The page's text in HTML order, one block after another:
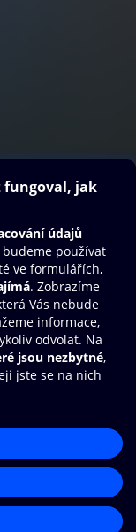
Knihovna
e-knihy a
a pohodlněji.